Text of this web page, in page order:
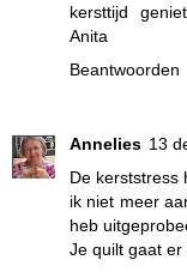
kersttijd
Anita
Beantwoorden
Annelies 13
De kerststress
ik niet meer
heb
Je quilt gaat er